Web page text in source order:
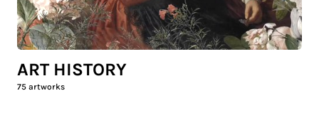
ART HISTORY
75 artworks